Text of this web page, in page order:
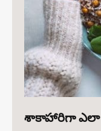
శాకాహారిగా ఎలా